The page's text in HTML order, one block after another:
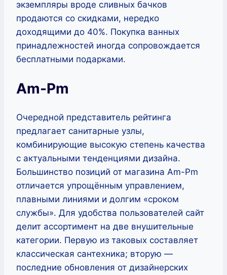
экземпляры вроде сливных бачков
продаются со скидками, нередко
доходящими до 40%. Покупка ванных
принадлежностей иногда сопровождается
бесплатными подарками.
Am-Pm
Очередной представитель рейтинга
предлагает санитарные узлы,
комбинирующие высокую степень качества
с актуальными тенденциями дизайна.
Большинство позиций от магазина Am-Pm
отличается упрощённым управлением,
плавными линиями и долгим «сроком
службы». Для удобства пользователей сайт
делит ассортимент на две внушительные
категории. Первую из таковых составляет
классическая сантехника; вторую —
последние обновления от дизайнерских